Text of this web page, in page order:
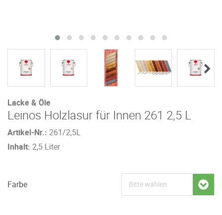
Lacke & Öle
Leinos Holzlasur für Innen 261 2,5 L
Artikel-Nr.: 261/2,5L
Inhalt: 2,5 Liter
Farbe